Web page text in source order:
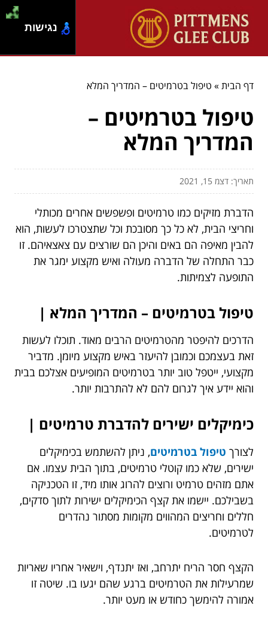
דף הבית» טיפול בטרמיטים – המדריך המלא
טיפול בטרמיטים –
המדריך המלא
תאריך: דצמ 15, 2021
הדברת מזיקים כמו טרמיטים ופשפשים אחרים מכותלי
וחריצי הבית, לא כל כך מסובכת וכל שתצטרכו לעשות, הוא
להבין מאיפה הם באים והיכן הם שורצים עם צאצאיהם. זו
כבר התחלה של הדברה מעולה ואיש מקצוע ימגר את
התופעה לצמיתות.
טיפול בטרמיטים – המדריך המלא |
הדרכים להיפטר מהטרמיטים הרבים מאוד. תוכלו לעשות
זאת בעצמכם וכמובן להיעזר באיש מקצוע מיומן. מדביר
מקצועי, ייטפל טוב יותר בטרמיטים המופיעים אצלכם בבית
והוא יידע איך לגרום להם לא להתרבות יותר.
כימיקלים ישירים להדברת טרמיטים |
לצורך טיפול בטרמיטים, ניתן להשתמש בכימיקלים
ישירים, שלא כמו קוטלי טרמיטים, בתוך הבית עצמו. אם
אתם מזהים טרמיט ורוצים להרוג אותו מיד, זו הטכניקה
בשבילכם. יישמו את קצף הכימיקלים ישירות לתוך סדקים,
חללים וחריצים המהווים מקומות מסתור נהדרים
לטרמיטים.
הקצף חסר הריח יתרחב, ואז יתנדף, וישאיר אחריו שאריות
שמרעילות את הטרמיטים ברגע שהם יגעו בו. שיטה זו
אמורה להימשך כחודש או מעט יותר.
נגישות